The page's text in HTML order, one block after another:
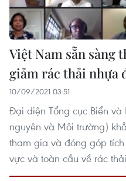
Việt Nam sẵn sàng
giảm rác thải nhựa
10/09/2021 03:51
Đại diện Tổng cục Biển
nguyên và Môi trường)
tham gia và đóng góp
vực và toàn cầu về rác